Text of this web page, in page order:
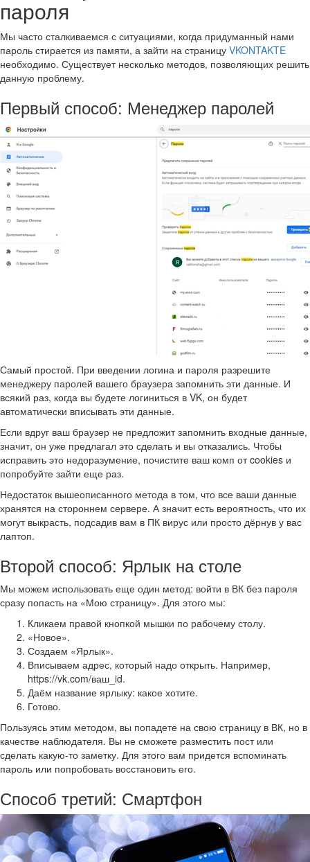
пароля
Мы часто сталкиваемся с ситуациями, когда придуманный нами
пароль стирается из памяти, а зайти на страницу VKONTAKTE
необходимо. Существует несколько методов, позволяющих решить
данную проблему.
Первый способ: Менеджер паролей
Самый простой. При введении логина и пароля разрешите
менеджеру паролей вашего браузера запомнить эти данные. И
всякий раз, когда вы будете логиниться в VK, он будет
автоматически вписывать эти данные.
Если вдруг ваш браузер не предложит запомнить входные данные,
значит, он уже предлагал это сделать и вы отказались. Чтобы
исправить это недоразумение, почистите ваш комп от cookies и
попробуйте зайти еще раз.
Недостаток вышеописанного метода в том, что все ваши данные
хранятся на стороннем сервере. А значит есть вероятность, что их
могут выкрасть, подсадив вам в ПК вирус или просто дёрнув у вас
лаптоп.
Второй способ: Ярлык на столе
Мы можем использовать еще один метод: войти в ВК без пароля
сразу попасть на «Мою страницу». Для этого мы:
Кликаем правой кнопкой мышки по рабочему столу.
«Новое».
Создаем «Ярлык».
Вписываем адрес, который надо открыть. Например,
https://vk.com/ваш_id.
Даём название ярлыку: какое хотите.
Готово.
Пользуясь этим методом, вы попадете на свою страницу в ВК, но в
качестве наблюдателя. Вы не сможете разместить пост или
сделать какую-то заметку. Для этого вам придется вспоминать
пароль или попробовать восстановить его.
Способ третий: Смартфон